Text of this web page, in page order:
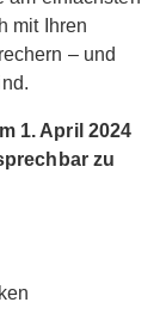
mit Ihren
– und
1. April 2024
zu